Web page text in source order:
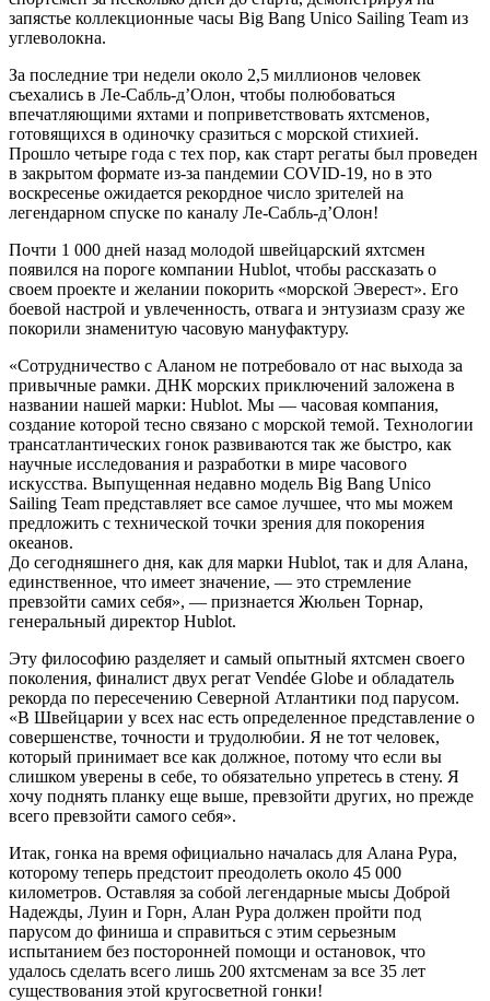
запястье коллекционные часы Big Bang Unico Sailing Team из
углеволокна.
За последние три недели около 2,5 миллионов человек
съехались в Ле-Сабль-д’Олон, чтобы полюбоваться
впечатляющими яхтами и поприветствовать яхтсменов,
готовящихся в одиночку сразиться с морской стихией.
Прошло четыре года с тех пор, как старт регаты был проведен
в закрытом формате из-за пандемии COVID-19, но в это
воскресенье ожидается рекордное число зрителей на
легендарном спуске по каналу Ле-Сабль-д’Олон!
Почти 1 000 дней назад молодой швейцарский яхтсмен
появился на пороге компании Hublot, чтобы рассказать о
своем проекте и желании покорить «морской Эверест». Его
боевой настрой и увлеченность, отвага и энтузиазм сразу же
покорили знаменитую часовую мануфактуру.
«Сотрудничество с Аланом не потребовало от нас выхода за
привычные рамки. ДНК морских приключений заложена в
названии нашей марки: Hublot. Мы — часовая компания,
создание которой тесно связано с морской темой. Технологии
трансатлантических гонок развиваются так же быстро, как
научные исследования и разработки в мире часового
искусства. Выпущенная недавно модель Big Bang Unico
Sailing Team представляет все самое лучшее, что мы можем
предложить с технической точки зрения для покорения
океанов.
До сегодняшнего дня, как для марки Hublot, так и для Алана,
единственное, что имеет значение, — это стремление
превзойти самих себя», — признается Жюльен Торнар,
генеральный директор Hublot.
Эту философию разделяет и самый опытный яхтсмен своего
поколения, финалист двух регат Vendée Globe и обладатель
рекорда по пересечению Северной Атлантики под парусом.
«В Швейцарии у всех нас есть определенное представление о
совершенстве, точности и трудолюбии. Я не тот человек,
который принимает все как должное, потому что если вы
слишком уверены в себе, то обязательно упретесь в стену. Я
хочу поднять планку еще выше, превзойти других, но прежде
всего превзойти самого себя».
Итак, гонка на время официально началась для Алана Рура,
которому теперь предстоит преодолеть около 45 000
километров. Оставляя за собой легендарные мысы Доброй
Надежды, Луин и Горн, Алан Рура должен пройти под
парусом до финиша и справиться с этим серьезным
испытанием без посторонней помощи и остановок, что
удалось сделать всего лишь 200 яхтсменам за все 35 лет
существования этой кругосветной гонки!